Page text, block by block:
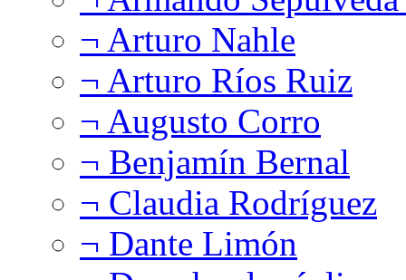
¬ Arturo Nahle
¬ Arturo Ríos Ruiz
¬ Augusto Corro
¬ Benjamín Bernal
¬ Claudia Rodríguez
¬ Dante Limón